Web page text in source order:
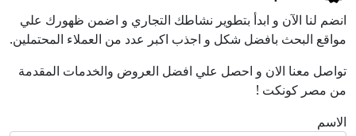
انضم لنا اﻵن و ابدأ بتطوير نشاطك التجاري و اضمن ظهورك علي
مواقع البحث بافضل شكل و اجذب اكبر عدد من العملاء المحتملين.
تواصل معنا الان و احصل علي افضل العروض والخدمات المقدمة
من مصر كونكت !
الاسم